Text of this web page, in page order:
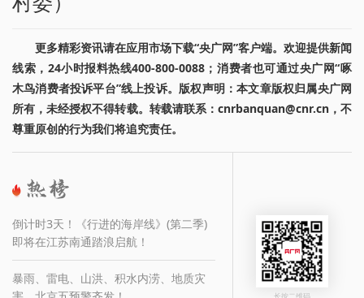
更多精彩资讯请在应用市场下载“央广网”客户端。欢迎提供新闻
线索，24小时报料热线400-800-0088；消费者也可通过央广网“啄
木鸟消费者投诉平台”线上投诉。版权声明：本文章版权归属央广网
所有，未经授权不得转载。转载请联系：cnrbanquan@cnr.cn，不
尊重原创的行为我们将追究责任。
倒计时3天！《行进的海岸线》(第二季)
即将在江苏南通踏浪启航！
暴雨、雷电、山洪、积水内涝、地质灾